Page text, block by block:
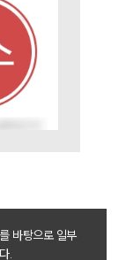
바탕으로 일부
.